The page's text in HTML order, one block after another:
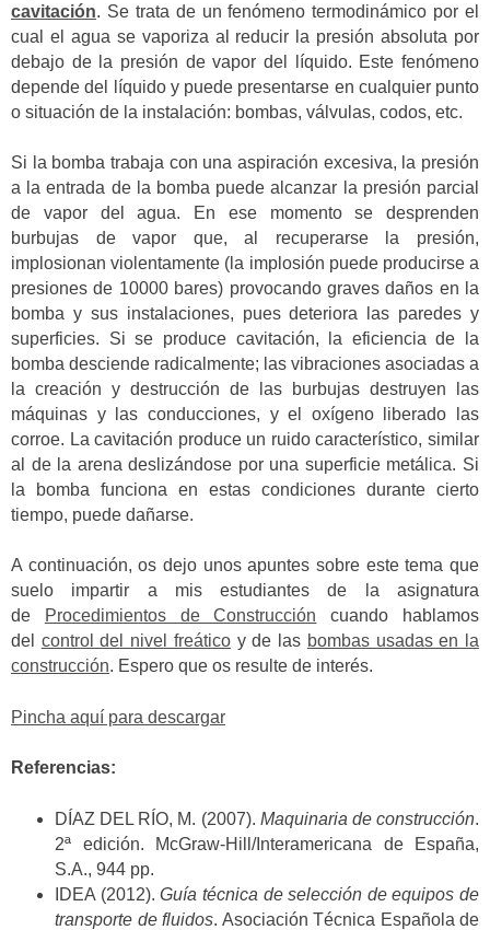
cavitación. Se trata de un fenómeno termodinámico por el
cual el agua se vaporiza al reducir la presión absoluta por
debajo de la presión de vapor del líquido. Este fenómeno
depende del líquido y puede presentarse en cualquier punto
o situación de la instalación: bombas, válvulas, codos, etc.
Si la bomba trabaja con una aspiración excesiva, la presión
a la entrada de la bomba puede alcanzar la presión parcial
de vapor del agua. En ese momento se desprenden
burbujas de vapor que, al recuperarse la presión,
implosionan violentamente (la implosión puede producirse a
presiones de 10000 bares) provocando graves daños en la
bomba y sus instalaciones, pues deteriora las paredes y
superficies. Si se produce cavitación, la eficiencia de la
bomba desciende radicalmente; las vibraciones asociadas a
la creación y destrucción de las burbujas destruyen las
máquinas y las conducciones, y el oxígeno liberado las
corroe. La cavitación produce un ruido característico, similar
al de la arena deslizándose por una superficie metálica. Si
la bomba funciona en estas condiciones durante cierto
tiempo, puede dañarse.
A continuación, os dejo unos apuntes sobre este tema que
suelo impartir a mis estudiantes de la asignatura
de
Procedimientos de Construcción cuando hablamos
del control del nivel freáticoy de las bombas usadas en la
construcción. Espero que os resulte de interés.
Pincha aquí para descargar
Referencias:
DÍAZ DEL RÍO, M. (2007). Maquinaria de construcción.
2ª edición. McGraw-Hill/Interamericana de España,
S.A., 944 pp.
IDEA (2012).Guía técnica de selección de equipos de
transporte de fluidos. Asociación Técnica Española de